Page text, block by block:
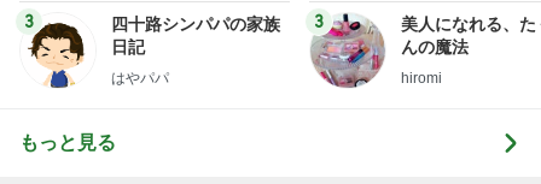
3
四十路シンパパの家族
日記
はやパパ
3
美人になれる、た
んの魔法
hiromi
もっと見る